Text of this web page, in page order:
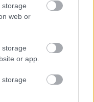
storage
web or
storage
or app.
storage
költöző
vártunk: szombattól
a riasztás